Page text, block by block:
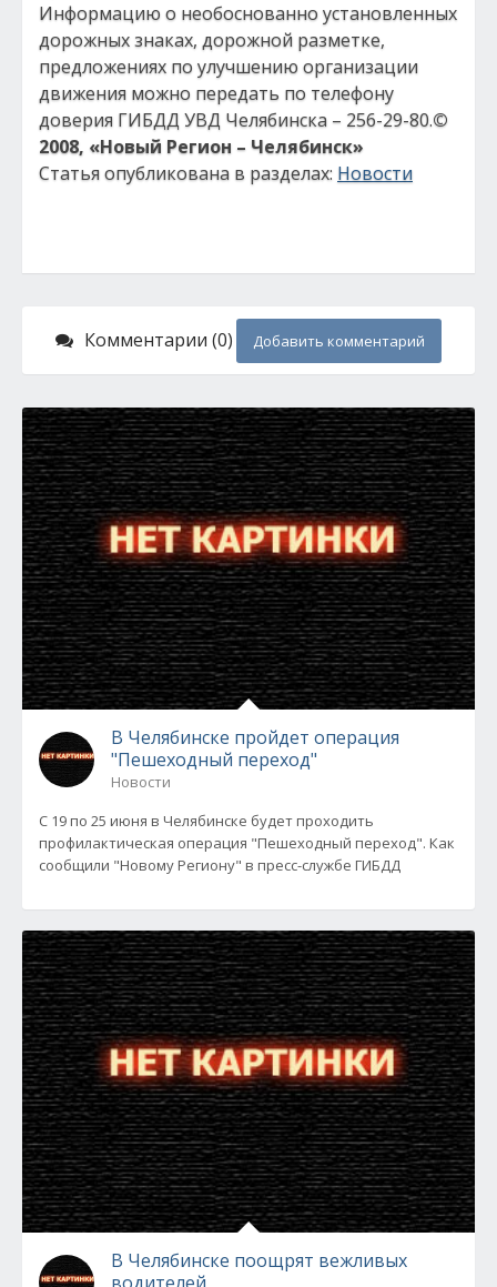
Информацию о необоснованно установленных
дорожных знаках, дорожной разметке,
предложениях по улучшению организации
движения можно передать по телефону
доверия ГИБДД УВД Челябинска – 256-29-80.©
2008, «Новый Регион – Челябинск»
Статья опубликована в разделах: Новости
Комментарии (0) Добавить комментарий
В Челябинске пройдет операция
"Пешеходный переход"
Новости
С 19 по 25 июня в Челябинске будет проходить
профилактическая операция "Пешеходный переход". Как
сообщили "Новому Региону" в пресс-службе ГИБДД
В Челябинске поощрят вежливых